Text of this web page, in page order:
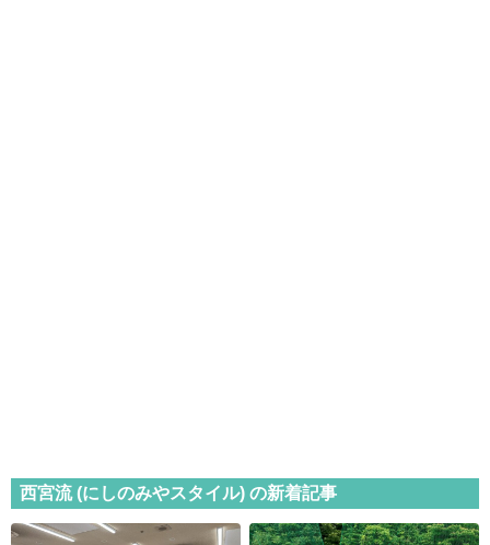
西宮流 (にしのみやスタイル) の新着記事